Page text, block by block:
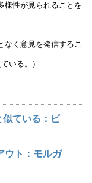
様性が見られることを
なく意見を発信するこ
いる。）
似ている：ビ
ウト：モルガ